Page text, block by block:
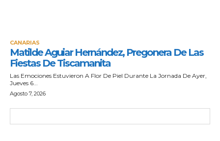
CANARIAS
Matilde Aguiar Hernández, Pregonera De Las
Fiestas De Tiscamanita
Las Emociones Estuvieron A Flor De Piel Durante La Jornada De Ayer,
Jueves 6...
Agosto 7, 2026